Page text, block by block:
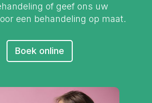
of geef ons uw
een behandeling op maat.
Boek online